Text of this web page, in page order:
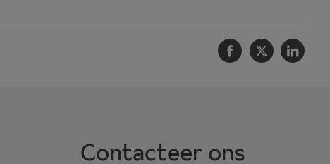
Facebook
Twitter
Contacteer ons